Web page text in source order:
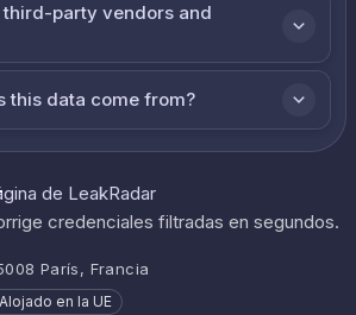
third-party vendors and
this data come from?
credenciales filtradas en segundos.
París, Francia
Alojado en la UE